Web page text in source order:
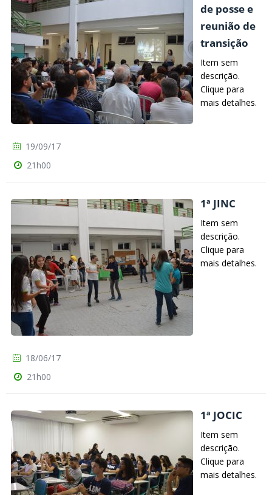
de posse e
reunião de
transição
Item sem
descrição.
Clique para
mais detalhes.
19/09/17
21h00
1ª JINC
Item sem
descrição.
Clique para
mais detalhes.
18/06/17
21h00
1ª JOCIC
Item sem
descrição.
Clique para
mais detalhes.